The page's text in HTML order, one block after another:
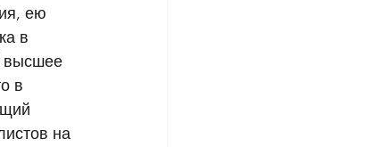
ею
в
высшее
в
на